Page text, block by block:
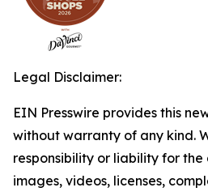
Legal Disclaimer:
EIN Presswire provides this
without warranty of any kind.
responsibility or liability for
images, videos, licenses,